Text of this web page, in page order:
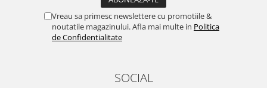
Vreau sa primesc newslettere cu promotiile &
noutatile magazinului. Afla mai multe in Politica
de Confidentialitate
SOCIAL